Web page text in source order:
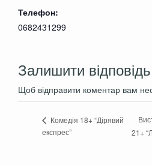
Телефон:
0682431299
Залишити відповідь
Щоб відправити коментар вам
Комедія 18+ “Дірявий
експрес”
21+